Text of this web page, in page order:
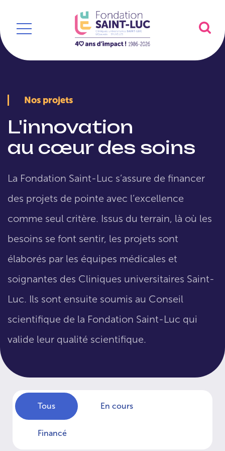
Nos projets
L'innovation
au cœur des soins
La Fondation Saint-Luc s’assure de financer
des projets de pointe avec l’excellence
comme seul critère. Issus du terrain, là où les
besoins se font sentir, les projets sont
élaborés par les équipes médicales et
soignantes des Cliniques universitaires Saint-
Luc. Ils sont ensuite soumis au Conseil
scientifique de la Fondation Saint-Luc qui
valide leur qualité scientifique.
Tous En cours
Financé